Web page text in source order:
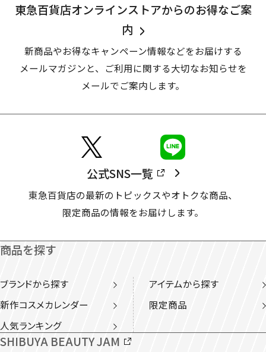
東急百貨店オンラインストアからのお得なご案
内
新商品やお得なキャンペーン情報などをお届けする
メールマガジンと、
ご利用に関する大切なお知らせを
メールでご案内します。
公式SNS一覧
東急百貨店の最新のトピックスやオトクな商品、
限定商品の情報をお届けします。
商品を探す
ブランドから探す
アイテムから探す
新作コスメカレンダー
限定商品
人気ランキング
SHIBUYA BEAUTY JAM